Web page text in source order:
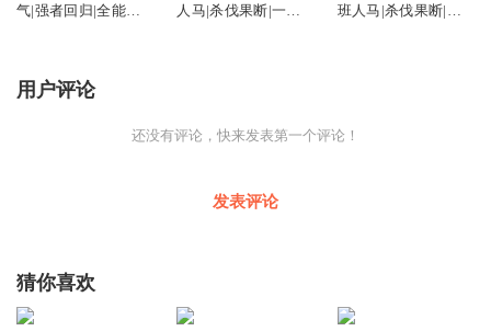
气|强者回归|全能无
人马|杀伐果断|一路
班人马|杀伐果断|一
用户评论
还没有评论，快来发表第一个评论！
发表评论
猜你喜欢